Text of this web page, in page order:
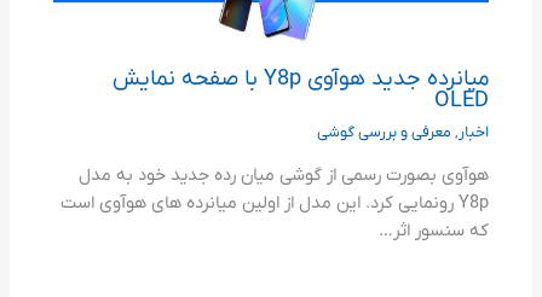
میانرده جدید هوآوی Y8p با صفحه نمایش
OLED
اخبار , معرفی و بررسی گوشی
هوآوی بصورت رسمی از گوشی میان رده جدید خود به مدل
Y8p رونمایی کرد. این مدل از اولین میانرده های هوآوی است
که سنسور اثر…